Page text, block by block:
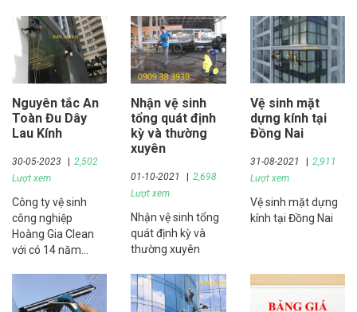
TVC-SEAREFICO
Nguyên tắc An
Toàn Đu Dây
Lau Kính
30-05-2023
2,502
Lượt xem
Công ty vệ sinh
công nghiệp
Hoàng Gia Clean
với có 14 năm
công đu dây lau
kính nhà cao tầng
Nhận vệ sinh
tổng quát định
kỳ và thường
xuyên
01-10-2021
2,698
Lượt xem
Nhận vệ sinh tổng
quát định kỳ và
thường xuyên
Vệ sinh mặt
dựng kính tại
Đồng Nai
31-08-2021
2,911
Lượt xem
Vệ sinh mặt dựng
kính tại Đồng Nai